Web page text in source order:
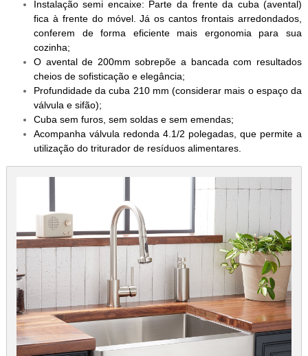
Instalação semi encaixe: Parte da frente da cuba (avental)
fica à frente do móvel. Já os cantos frontais arredondados,
conferem de forma eficiente mais ergonomia para sua
cozinha;
O avental de 200mm sobrepõe a bancada com resultados
cheios de sofisticação e elegância;
Profundidade da cuba 210 mm (considerar mais o espaço da
válvula e sifão);
Cuba sem furos, sem soldas e sem emendas;
Acompanha válvula redonda 4.1/2 polegadas, que permite a
utilização do triturador de resíduos alimentares.